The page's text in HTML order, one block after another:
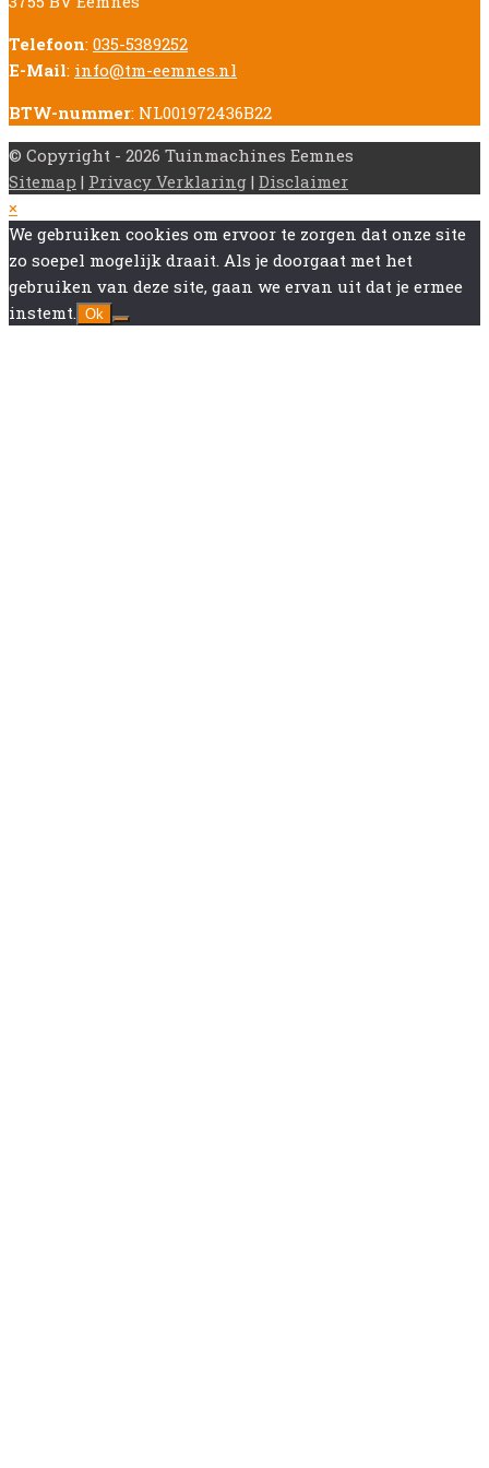
Telefoon: 035-5389252
E-Mail: info@tm-eemnes.nl
BTW-nummer: NL001972436B22
© Copyright - 2026 Tuinmachines Eemnes
Sitemap | Privacy Verklaring | Disclaimer
Back
To
Top
×
We gebruiken cookies om ervoor te zorgen dat onze site
zo soepel mogelijk draait. Als je doorgaat met het
gebruiken van deze site, gaan we ervan uit dat je ermee
instemt.
Ok